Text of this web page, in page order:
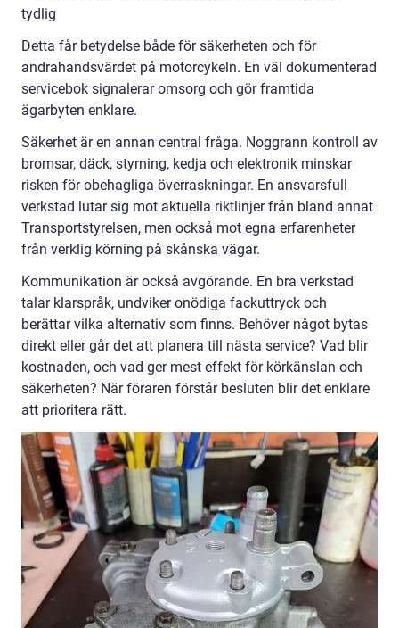
tydlig
Detta får betydelse både för säkerheten och för
andrahandsvärdet på motorcykeln. En väl dokumenterad
servicebok signalerar omsorg och gör framtida
ägarbyten enklare.
Säkerhet är en annan central fråga. Noggrann kontroll av
bromsar, däck, styrning, kedja och elektronik minskar
risken för obehagliga överraskningar. En ansvarsfull
verkstad lutar sig mot aktuella riktlinjer från bland annat
Transportstyrelsen, men också mot egna erfarenheter
från verklig körning på skånska vägar.
Kommunikation är också avgörande. En bra verkstad
talar klarspråk, undviker onödiga fackuttryck och
berättar vilka alternativ som finns. Behöver något bytas
direkt eller går det att planera till nästa service? Vad blir
kostnaden, och vad ger mest effekt för körkänslan och
säkerheten? När föraren förstår besluten blir det enklare
att prioritera rätt.